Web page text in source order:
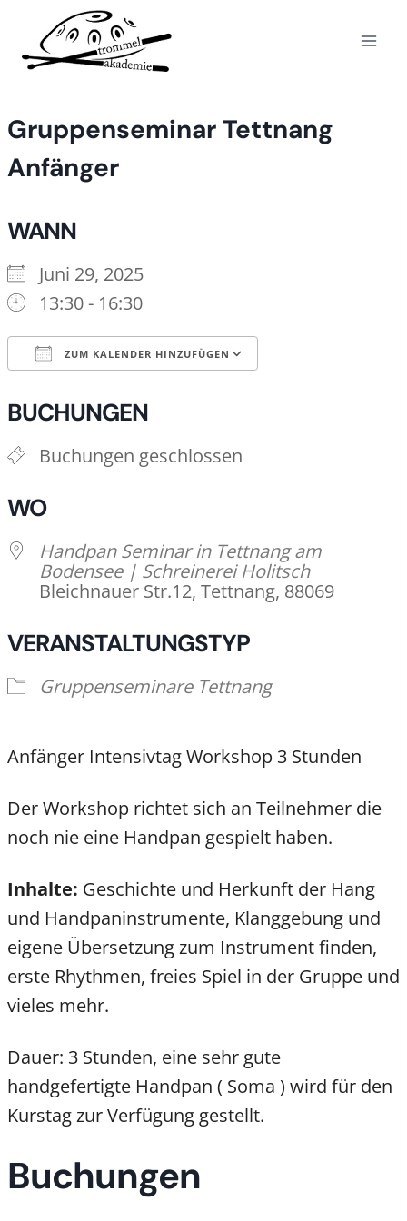
Inhalt
springen
Gruppenseminar Tettnang
Anfänger
WANN
Juni 29, 2025
13:30 - 16:30
ZUM KALENDER HINZUFÜGEN
BUCHUNGEN
Buchungen geschlossen
WO
Handpan Seminar in Tettnang am
Bodensee | Schreinerei Holitsch
Bleichnauer Str.12, Tettnang, 88069
VERANSTALTUNGSTYP
Gruppenseminare Tettnang
Anfänger Intensivtag Workshop 3 Stunden
Der Workshop richtet sich an Teilnehmer die
noch nie eine Handpan gespielt haben.
Inhalte: Geschichte und Herkunft der Hang
und Handpaninstrumente, Klanggebung und
eigene Übersetzung zum Instrument finden,
erste Rhythmen, freies Spiel in der Gruppe und
vieles mehr.
Dauer: 3 Stunden, eine sehr gute
handgefertigte Handpan ( Soma ) wird für den
Kurstag zur Verfügung gestellt.
Buchungen